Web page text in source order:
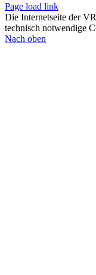
Page load link
Die Internetseite der
technisch notwendige
Nach oben